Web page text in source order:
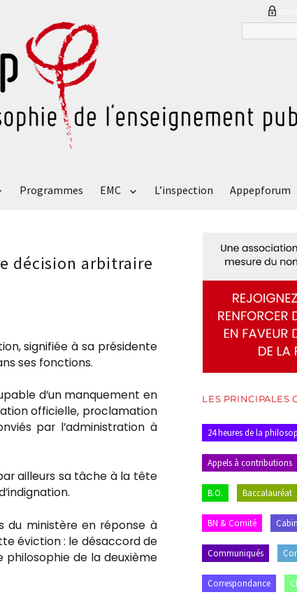
pour
Programmes EMC L’inspection Appepforum
décision arbitraire
signifiée à sa présidente
ses fonctions.
d’un manquement en
officielle, proclamation
par l’administration à
ailleurs sa tâche à la tête
du ministère en réponse à
éviction : le désaccord de
philosophie de la deuxième
LES PRINCIPALES
24 heures de la
Appels à contributions
B.O. Baccalauréat
BN & Comité
Communiqués
Correspondance